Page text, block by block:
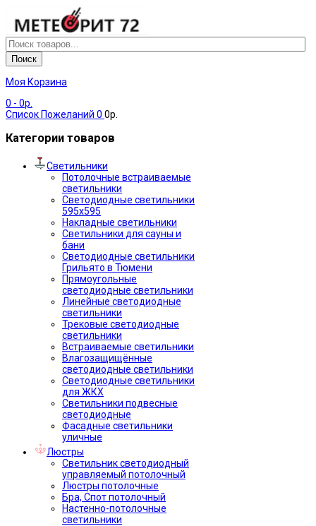
Поиск
Моя Корзина
0 - 0р.
Список Пожеланий 0 0р.
Категории товаров
Светильники
Потолочные встраиваемые
светильники
Светодиодные светильники
595х595
Накладные светильники
Светильники для сауны и
бани
Светодиодные светильники
Грильято в Тюмени
Прямоугольные
светодиодные светильники
Линейные светодиодные
светильники
Трековые светодиодные
светильники
Встраиваемые светильники
Влагозащищённые
светодиодные светильники
Светодиодные светильники
для ЖКХ
Светильники подвесные
светодиодные
Фасадные светильники
уличные
Люстры
Светильник светодиодный
управляемый потолочный
Люстры потолочные
Бра, Спот потолочный
Настенно-потолочные
светильники